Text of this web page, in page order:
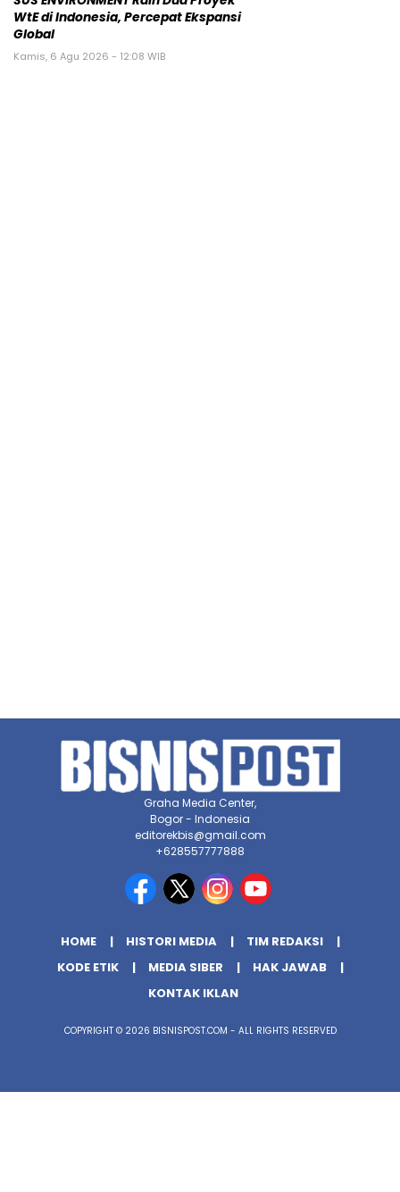
WtE di Indonesia, Percepat Ekspansi
Global
Kamis, 6 Agu 2026 - 12:08 WIB
Graha Media Center,
Bogor - Indonesia
editorekbis@gmail.com
+628557777888
HOME HISTORI MEDIA
TIM REDAKSI
KODE ETIK
MEDIA SIBER
HAK JAWAB
KONTAK IKLAN
COPYRIGHT © 2026 BISNISPOST.COM - ALL RIGHTS RESERVED